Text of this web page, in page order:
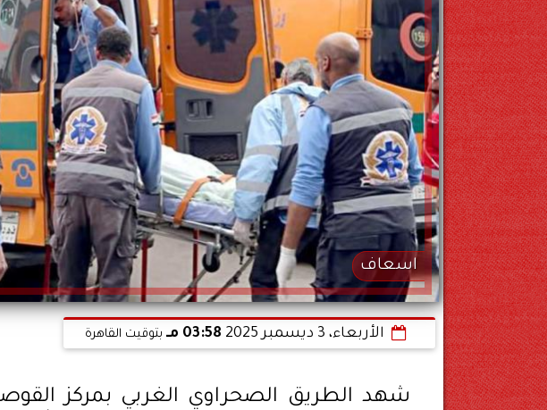
اسعاف
الأربعاء، 3 ديسمبر 2025 03:58 مـ بتوقيت القاهرة
شهد الطريق الصحراوي الغربي بمركز